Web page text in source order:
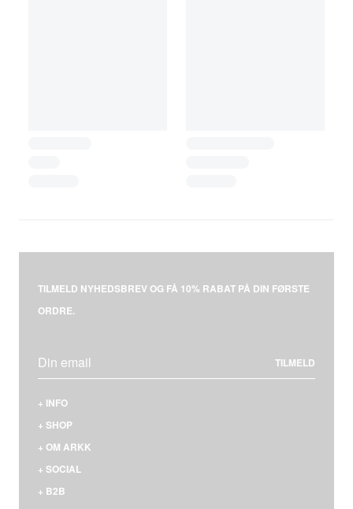
TILMELD NYHEDSBREV OG FÅ 10% RABAT PÅ DIN FØRSTE
ORDRE.
TILMELD
+ INFO
KONTAKT
LEVERING & BETALING
FAQS
+ SHOP
MÆND
KVINDER
+ OM ARKK
HVEM ER VI
VORES SNEAKERS
+ SOCIAL
FACEBOOK
+ B2B